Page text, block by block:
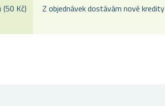
Kč)
Z objednávek dostávám nové kredity